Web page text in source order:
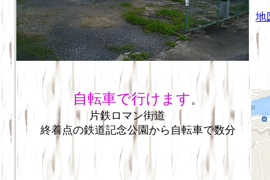
地
自転車で行けます。
片鉄ロマン街道
終着点の鉄道記念公園から自転車で数分